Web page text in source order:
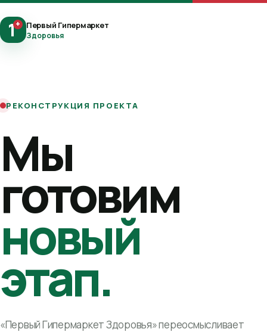
1+ Первый Гипермаркет
Здоровья
РЕКОНСТРУКЦИЯ ПРОЕКТА
Мы
готовим
новый
этап.
«Первый Гипермаркет Здоровья» переосмысливает